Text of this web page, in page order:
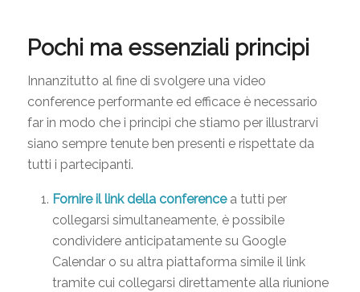
Pochi ma essenziali principi
Innanzitutto al fine di svolgere una video
conference performante ed efficace è necessario
far in modo che i principi che stiamo per illustrarvi
siano sempre tenute ben presenti e rispettate da
tutti i partecipanti.
Fornire il link della conferencea tutti per
collegarsi simultaneamente, è possibile
condividere anticipatamente su Google
Calendar o su altra piattaforma simile il link
tramite cui collegarsi direttamente alla riunione